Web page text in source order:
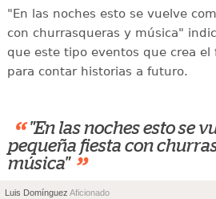
"En las noches esto se vuelve
con churrasqueras y música"
que este tipo eventos que crea
para contar historias a futuro.
“ "En las noches esto se
pequeña fiesta con
música" ”
Luis Domínguez Aficionado